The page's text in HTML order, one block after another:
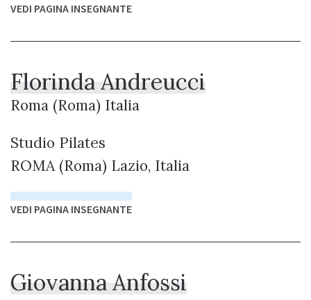
VEDI PAGINA INSEGNANTE
Florinda Andreucci
Roma (Roma) Italia
Studio Pilates
ROMA (Roma) Lazio, Italia
VEDI PAGINA INSEGNANTE
Giovanna Anfossi